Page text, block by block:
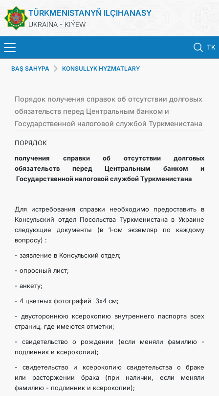
TÜRKMENISTANYŇ ILÇIHANASY
UKRAINA - KIÝEW
TK
BAŞ SAHYPA
HABARLAR
TÜRKMENISTAN
DIM
BAŞ SAHYPA KONSULLYK HYZMATLARY
Порядок получения справок об отсутствии долговых
обязательств перед Центральным банком и
Государственной налоговой службой Туркменистана
ПОРЯДОК
получения справки об отсутствии долговых
обязательств перед Центральным банком и
Государственной налоговой службой Туркменистана
Для истребования справки необходимо предоставить в
Консульский отдел Посольства Туркменистана в Украине
следующие документы (в 1-ом экземляр по каждому
вопросу) :
- заявление в Консульский отдел;
- опросный лист;
- анкету;
- 4 цветных фотографий 3х4 см;
- двустороннюю ксерокопию внутреннего паспорта всех
страниц, где имеются отметки;
- свидетельство о рождении (если меняли фамилию -
подлинник и ксерокопии);
- свидетельство и ксерокопию свидетельства о браке
или расторжении брака (при наличии, если меняли
фамилию - подлинник и ксерокопии);